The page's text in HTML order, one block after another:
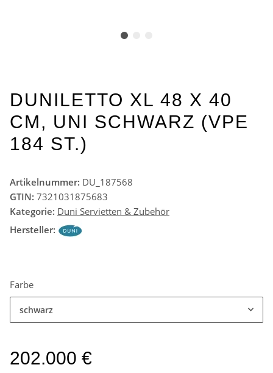
DUNILETTO XL 48 X 40
CM, UNI SCHWARZ (VPE
184 ST.)
Artikelnummer: DU_187568
GTIN: 7321031875683
Kategorie: Duni Servietten & Zubehör
Hersteller:
Farbe
schwarz
202.000 €